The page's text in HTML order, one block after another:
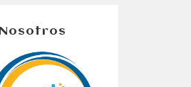
Nosotros